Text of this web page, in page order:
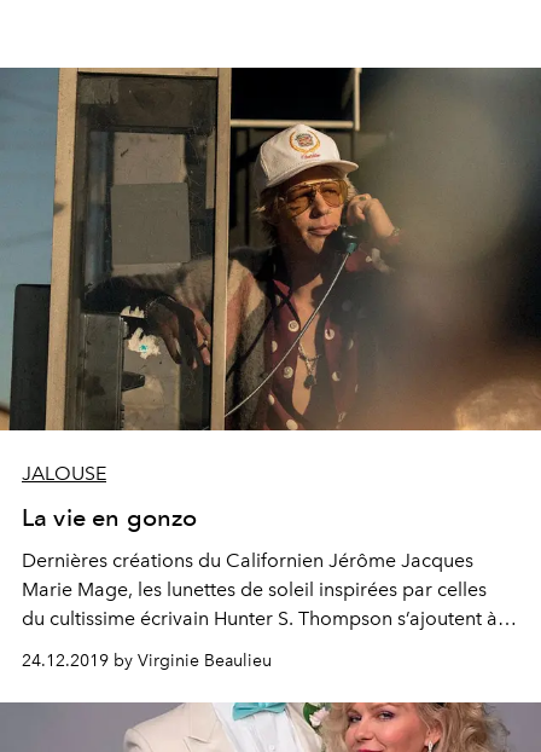
JALOUSE
La vie en gonzo
Dernières créations du Californien Jérôme Jacques
Marie Mage, les lunettes de soleil inspirées par celles
du cultissime écrivain Hunter S. Thompson s’ajoutent à
une longue liste de modèles extraordinaires.
24.12.2019 by Virginie Beaulieu